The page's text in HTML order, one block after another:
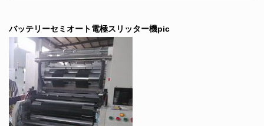
バッテリーセミオート電極スリッター機pic